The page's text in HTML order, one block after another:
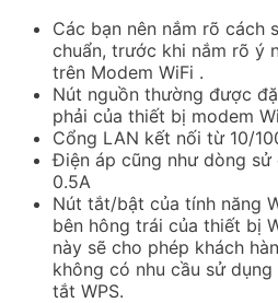
Các bạn nên nắm rõ cách
chuẩn, trước khi nắm rõ ý
trên Modem WiFi .
Nút nguồn thường được
phải của thiết bị modem
Cổng LAN kết nối từ 10/
Điện áp cũng như dòng
0.5A
Nút tắt/bật của tính năng
bên hông trái của thiết bị
này sẽ cho phép khách
không có nhu cầu sử
tắt WPS.